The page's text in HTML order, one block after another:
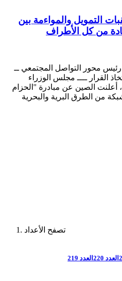
التمويل والمواءمة بين
من كل الأطراف
محور التواصل المجتمعي ــ
القرار ــــ مجلس الوزراء
في عام 2013م، أعلنت الصين عن مبادرة "الحزام
من الطرق البرية والبحرية
تصفح الأعداد
العدد 220 العدد 219